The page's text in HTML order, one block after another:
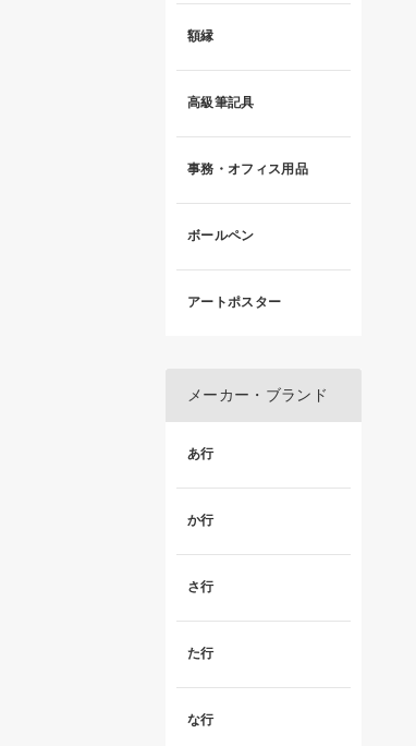
額縁
高級筆記具
事務・オフィス用品
ボールペン
アートポスター
メーカー・ブランド
あ行
か行
さ行
た行
な行